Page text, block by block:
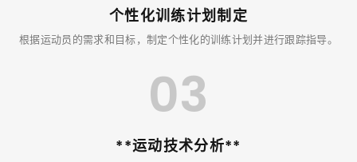
个性化训练计划制定
根据运动员的需求和目标，制定个性化的训练计划并进行跟踪指导。
03
**运动技术分析**